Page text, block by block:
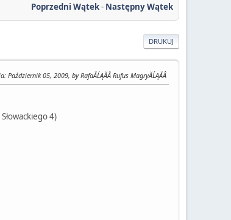
Poprzedni Wątek- Następny Wątek
DRUKUJ
: Październik 05, 2009, by RafaĂĹĄĂÂ Rufus MagryĂĹĄĂÂ
4)